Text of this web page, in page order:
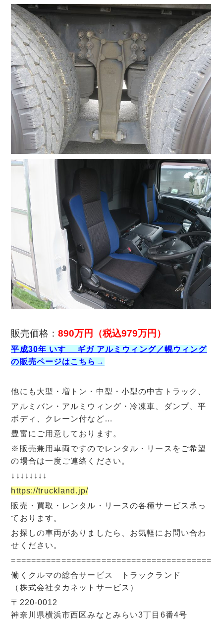
販売価格：890万円 （税込979万円）
平成30年 いすゞ ギガ アルミウィング／幌ウィング
の販売ページはこちら→
他にも大型・増トン・中型・小型の中古トラック、
アルミバン・アルミウィング・冷凍車、ダンプ、平
ボディ、クレーン付など…
豊富にご用意しております。
※販売兼用車両ですのでレンタル・リースをご希望
の場合は一度ご連絡ください。
↓↓↓↓↓↓↓↓
https://truckland.jp/
販売・買取・レンタル・リースの各種サービス承っ
ております。
お探しの車両がありましたら、お気軽にお問い合わ
せください。
=========================================
働くクルマの総合サービス トラックランド
（株式会社タカネットサービス）
〒220-0012
神奈川県横浜市西区みなとみらい3丁目6番4号